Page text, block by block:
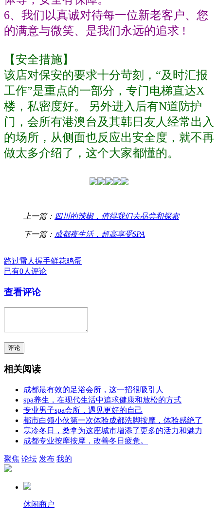
6、我们以真诚对待每一位新老客户、您
的满意与微笑、是我们永远的追求 !
【安全措施】
该店对保安的要求十分苛刻， “及时汇报
工作”是重点的一部分，专门电梯直达X
楼，私密度好。
另外进入后有N道防护
门，会所有港澳台及其韩日友人经常出入
的场所，从侧面也反应出安全度，就不再
做太多介绍了，这个大家都懂的。
上一篇： 四川的辣椒，值得我们去品尝和探索
下一篇： 成都夜生活，超高享受SPA
路过雷人 握手鲜花鸡蛋
已有0人评论
查看评论
评论
相关阅读
成都最有效的足浴会所，这一招很吸引人
spa养生，在现代生活中追求健康和放松的方式
专业男子spa会所，遇见更好的自己
都市白领小伙第一次体验成都洗脚按摩，体验感绝了
寒冷冬日，桑拿为这座城市增添了更多的活力和魅力
成都专业按摩按摩，改善冬日疲惫。
聚焦 论坛 发布 我的
休闲商户